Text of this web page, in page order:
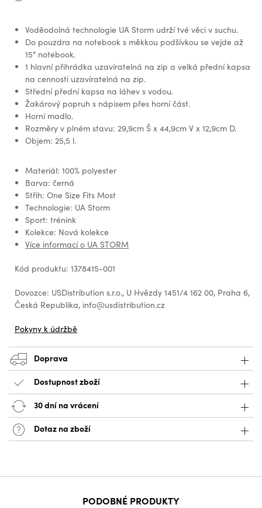
Voděodolná technologie UA Storm udrží tvé věci v suchu.
Do pouzdra na notebook s měkkou podšívkou se vejde až
15" notebook.
1 hlavní přihrádka uzavíratelná na zip a velká přední kapsa
na cennosti uzavíratelná na zip.
Střední přední kapsa na láhev s vodou.
Žakárový popruh s nápisem přes horní část.
Horní madlo.
Rozměry v plném stavu: 29,9cm Š x 44,9cm V x 12,9cm D.
Objem: 25,5 l.
Materiál: 100% polyester
Barva: černá
Střih: One Size Fits Most
Technologie: UA Storm
Sport: trénink
Kolekce: Nová kolekce
Více informací o UA STORM
Kód produktu: 1378415-001
Dovozce: USDistribution s.r.o., U Hvězdy 1451/4 162 00, Praha 6,
Česká Republika, info@usdistribution.cz
Pokyny k údržbě
Doprava
Dostupnost zboží
30 dní na vrácení
Dotaz na zboží
PODOBNÉ PRODUKTY